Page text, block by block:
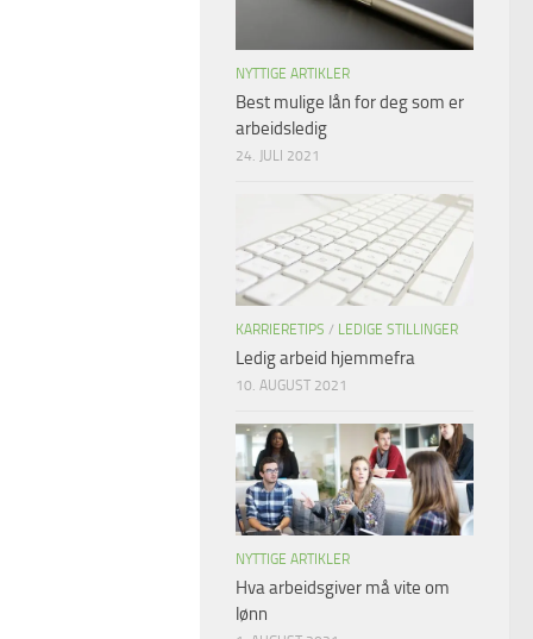
NYTTIGE ARTIKLER
Best mulige lån for deg som er
arbeidsledig
24. JULI 2021
KARRIERETIPS / LEDIGE STILLINGER
Ledig arbeid hjemmefra
10. AUGUST 2021
NYTTIGE ARTIKLER
Hva arbeidsgiver må vite om
lønn